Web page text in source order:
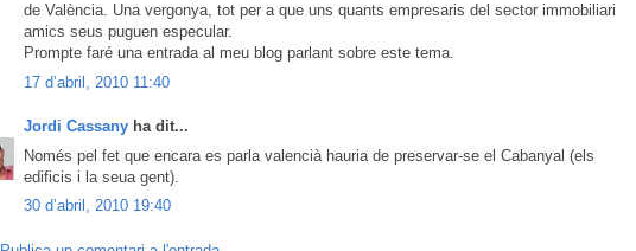
de València. Una vergonya, tot per a que uns quants empresaris del sector immobiliari
amics seus puguen especular.
Prompte faré una entrada al meu blog parlant sobre este tema.
17 d’abril, 2010 11:40
Jordi Cassany ha dit...
Només pel fet que encara es parla valencià hauria de preservar-se el Cabanyal (els
edificis i la seua gent).
30 d’abril, 2010 19:40